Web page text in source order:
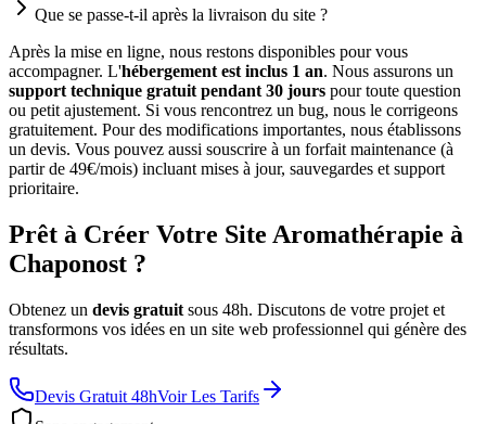
Que se passe-t-il après la livraison du site ?
Après la mise en ligne, nous restons disponibles pour vous
accompagner. L'hébergement est inclus 1 an. Nous assurons un
support technique gratuit pendant 30 jours pour toute question
ou petit ajustement. Si vous rencontrez un bug, nous le corrigeons
gratuitement. Pour des modifications importantes, nous établissons
un devis. Vous pouvez aussi souscrire à un forfait maintenance (à
partir de 49€/mois) incluant mises à jour, sauvegardes et support
prioritaire.
Prêt à Créer Votre Site Aromathérapie à
Chaponost ?
Obtenez un devis gratuit sous 48h. Discutons de votre projet et
transformons vos idées en un site web professionnel qui génère des
résultats.
Devis Gratuit 48hVoir Les Tarifs